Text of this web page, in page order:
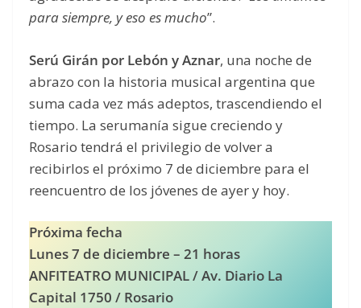
para siempre, y eso es mucho”.
Serú Girán por Lebón y Aznar, una noche de
abrazo con la historia musical argentina que
suma cada vez más adeptos, trascendiendo el
tiempo. La serumanía sigue creciendo y
Rosario tendrá el privilegio de volver a
recibirlos el próximo 7 de diciembre para el
reencuentro de los jóvenes de ayer y hoy.
Próxima fecha
Lunes 7 de diciembre – 21 horas
ANFITEATRO MUNICIPAL / Av. Diario La
Capital 1750 / Rosario